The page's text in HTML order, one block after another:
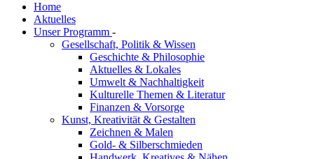
Home
Aktuelles
Unser Programm -
Gesellschaft, Politik & Wissen
Geschichte & Philosophie
Aktuelles & Lokales
Umwelt & Nachhaltigkeit
Kulturelle Themen & Literatur
Finanzen & Vorsorge
Kunst, Kreativität & Gestalten
Zeichnen & Malen
Gold- & Silberschmieden